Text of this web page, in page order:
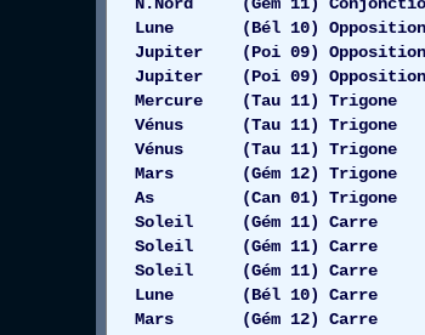
Lune (Bél 10)
Jupiter (Poi 09)
Jupiter (Poi 09)
Mercure (Tau 11)
Vénus (Tau 11)
Vénus (Tau 11)
Mars (Gém 12)
As (Can 01)
Soleil (Gém 11) Carre
Soleil (Gém 11) Carre
Soleil (Gém 11) Carre
Lune (Bél 10)
Mars (Gém 12)